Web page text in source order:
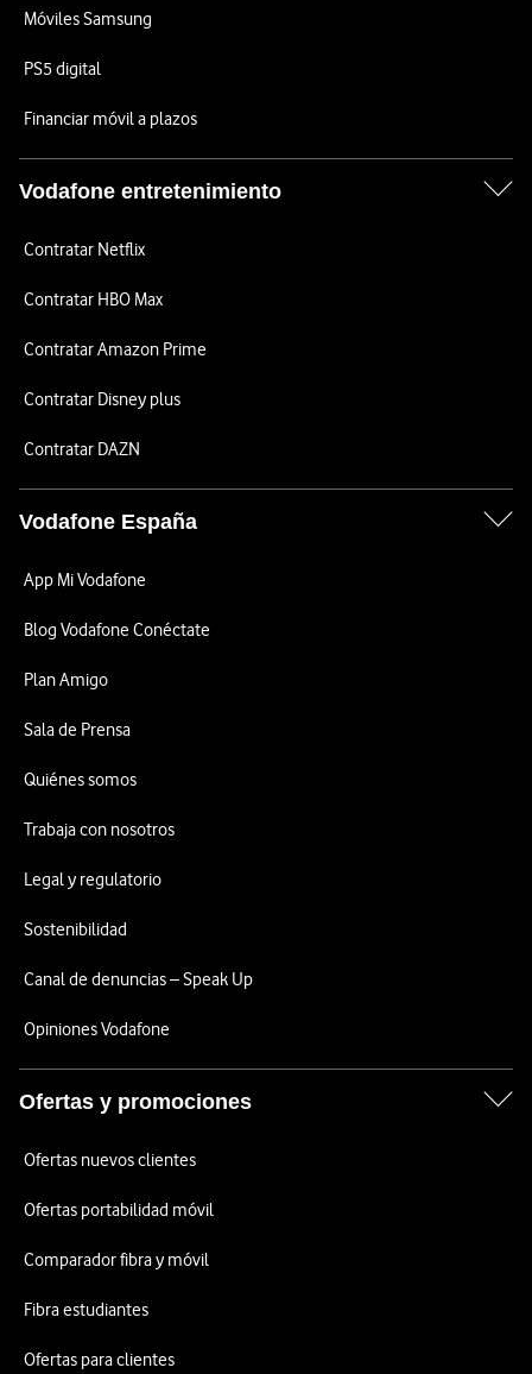
Móviles Samsung
PS5 digital
Financiar móvil a plazos
Vodafone entretenimiento
Contratar Netflix
Contratar HBO Max
Contratar Amazon Prime
Contratar Disney plus
Contratar DAZN
Vodafone España
App Mi Vodafone
Blog Vodafone Conéctate
Plan Amigo
Sala de Prensa
Quiénes somos
Trabaja con nosotros
Legal y regulatorio
Sostenibilidad
Canal de denuncias – Speak Up
Opiniones Vodafone
Ofertas y promociones
Ofertas nuevos clientes
Ofertas portabilidad móvil
Comparador fibra y móvil
Fibra estudiantes
Ofertas para clientes